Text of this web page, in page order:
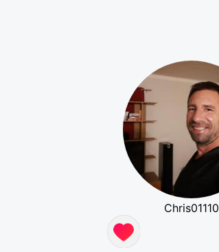
Chris01110